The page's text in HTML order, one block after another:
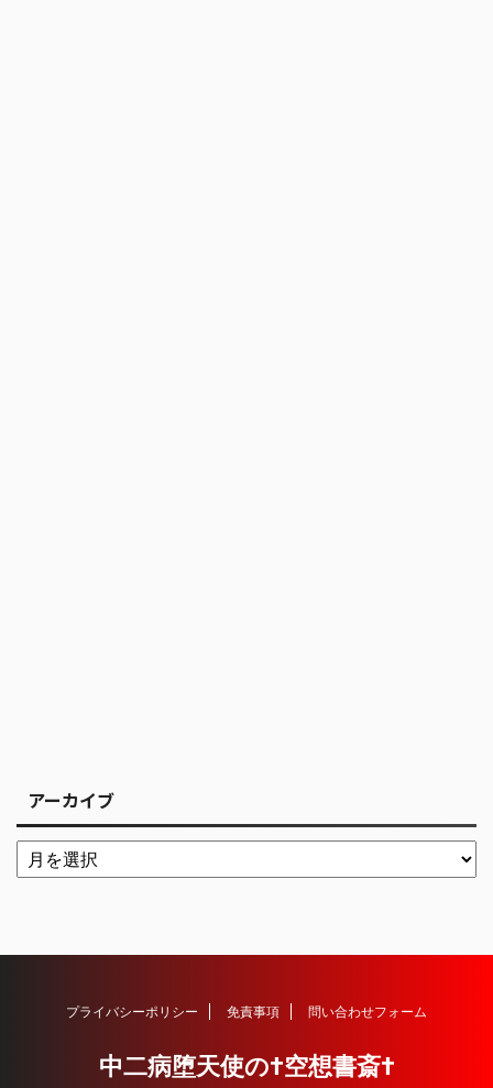
アーカイブ
プライバシーポリシー 免責事項 問い合わせフォーム
中二病堕天使の†空想書斎†